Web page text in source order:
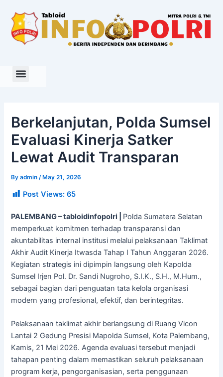
content
Berkelanjutan, Polda Sumsel
Evaluasi Kinerja Satker
Lewat Audit Transparan
Byadmin/ May 21, 2026
Post Views: 65
PALEMBANG – tabloidinfopolri | Polda Sumatera Selatan
memperkuat komitmen terhadap transparansi dan
akuntabilitas internal institusi melalui pelaksanaan Taklimat
Akhir Audit Kinerja Itwasda Tahap I Tahun Anggaran 2026.
Kegiatan strategis ini dipimpin langsung oleh Kapolda
Sumsel Irjen Pol. Dr. Sandi Nugroho, S.I.K., S.H., M.Hum.,
sebagai bagian dari penguatan tata kelola organisasi
modern yang profesional, efektif, dan berintegritas.
Pelaksanaan taklimat akhir berlangsung di Ruang Vicon
Lantai 2 Gedung Presisi Mapolda Sumsel, Kota Palembang,
Kamis, 21 Mei 2026. Agenda evaluasi tersebut menjadi
tahapan penting dalam memastikan seluruh pelaksanaan
program kerja, pengorganisasian, serta penggunaan